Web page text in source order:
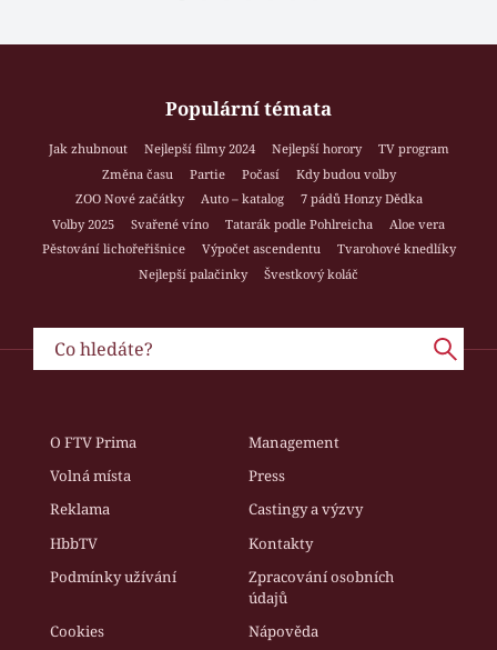
Populární témata
Jak zhubnout Nejlepší filmy 2024 Nejlepší horory
TV program
Změna času
Partie Počasí
Kdy budou volby
ZOO Nové začátky
Auto – katalog
7 pádů Honzy Dědka
Volby 2025
Svařené víno Tatarák podle Pohlreicha
Aloe vera
Pěstování lichořeřišnice
Výpočet ascendentu
Tvarohové knedlíky
Nejlepší palačinky
Švestkový koláč
O FTV Prima
Management
Volná místa
Press
Reklama
Castingy a výzvy
HbbTV
Kontakty
Podmínky užívání
Zpracování osobních
údajů
Cookies
Nápověda